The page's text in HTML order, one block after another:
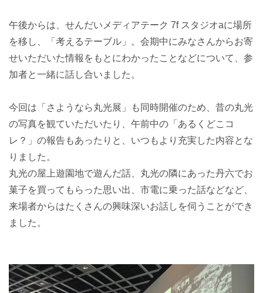
午後からは、せんだいメディアテーク 7f スタジオaに場所
を移し、「考えるテーブル」。会期中にみなさんからお寄
せいただいた情報をもとにわかったことなどについて、参
加者と一緒に話し合いました。
今回は「さようなら丸光展」も同時開催のため、昔の丸光
の写真を観ていただいたり、午前中の「あるくどこコ
レ？」の報告もあったりと、いつもより充実した内容とな
りました。
丸光の屋上遊園地で遊んだ話、丸光の隣にあった丹六でお
菓子を買ってもらった思い出、市電に乗った話などなど、
来場者からはたくさんの興味深いお話しを伺うことができ
ました。